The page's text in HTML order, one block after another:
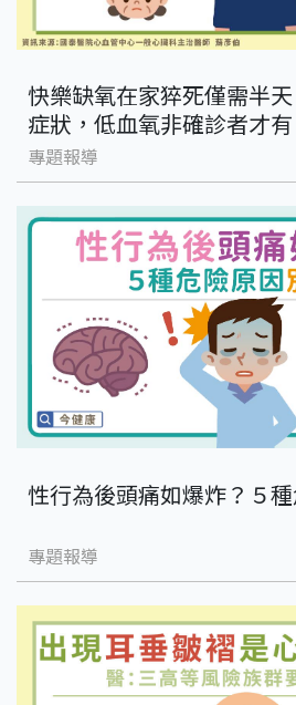
快樂缺氧在家猝死僅需半
症狀，低血氧非確診者才有
專題報導
性行為後頭痛如爆炸？５
專題報導